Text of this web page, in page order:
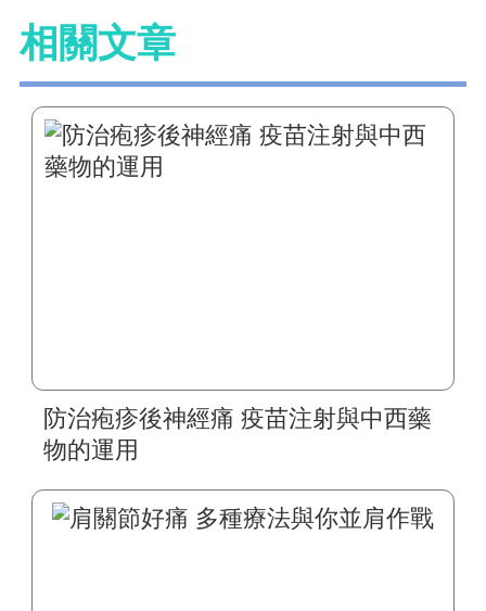
相關文章
防治疱疹後神經痛 疫苗注射與中西藥
物的運用